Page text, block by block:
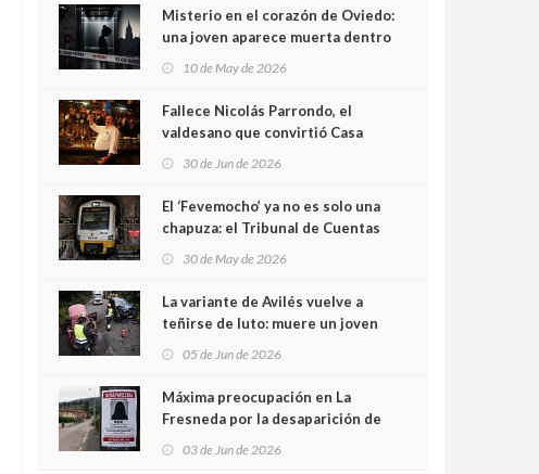
Misterio en el corazón de Oviedo:
una joven aparece muerta dentro
cámaras captan sus últimos
minutos
10 de May de 2026
Fallece Nicolás Parrondo, el
valdesano que convirtió Casa
30 de Jun de 2026
El ‘Fevemocho’ ya no es solo una
chapuza: el Tribunal de Cuentas
sobrecoste de los trenes que no
cabían por los túneles
30 de May de 2026
La variante de Avilés vuelve a
teñirse de luto: muere un joven
05 de Jun de 2026
Máxima preocupación en La
Fresneda por la desaparición de
03 de Jun de 2026